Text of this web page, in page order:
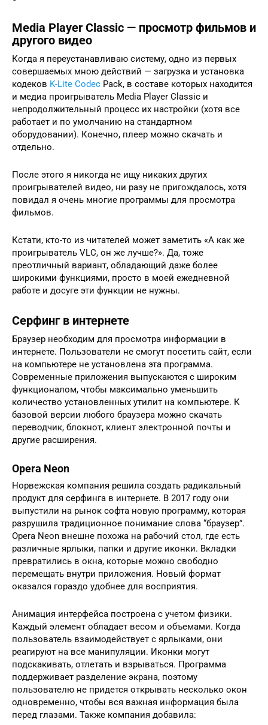
Media Player Classic — просмотр фильмов и
другого видео
Когда я переустанавливаю систему, одно из первых
совершаемых мною действий — загрузка и установка
кодеков K-Lite Codec Pack, в составе которых находится
и медиа проигрыватель Media Player Classic и
непродолжительный процесс их настройки (хотя все
работает и по умолчанию на стандартном
оборудовании). Конечно, плеер можно скачать и
отдельно.
После этого я никогда не ищу никаких других
проигрывателей видео, ни разу не пригождалось, хотя
повидал я очень многие программы для просмотра
фильмов.
Кстати, кто-то из читателей может заметить «А как же
проигрыватель VLC, он же лучше?». Да, тоже
преотличный вариант, обладающий даже более
широкими функциями, просто в моей ежедневной
работе и досуге эти функции не нужны.
Серфинг в интернете
Браузер необходим для просмотра информации в
интернете. Пользователи не смогут посетить сайт, если
на компьютере не установлена эта программа.
Современные приложения выпускаются с широким
функционалом, чтобы максимально уменьшить
количество установленных утилит на компьютере. К
базовой версии любого браузера можно скачать
переводчик, блокнот, клиент электронной почты и
другие расширения.
Opera Neon
Норвежская компания решила создать радикальный
продукт для серфинга в интернете. В 2017 году они
выпустили на рынок софта новую программу, которая
разрушила традиционное понимание слова “браузер”.
Opera Neon внешне похожа на рабочий стол, где есть
различные ярлыки, папки и другие иконки. Вкладки
превратились в окна, которые можно свободно
перемещать внутри приложения. Новый формат
оказался гораздо удобнее для восприятия.
Анимация интерфейса построена с учетом физики.
Каждый элемент обладает весом и объемами. Когда
пользователь взаимодействует с ярлыками, они
реагируют на все манипуляции. Иконки могут
подскакивать, отлетать и взрываться. Программа
поддерживает разделение экрана, поэтому
пользователю не придется открывать несколько окон
одновременно, чтобы вся важная информация была
перед глазами. Также компания добавила: